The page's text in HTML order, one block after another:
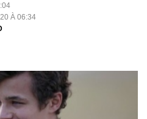
À 06:34